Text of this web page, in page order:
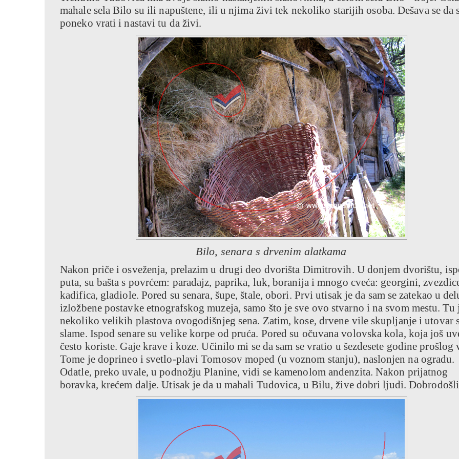
mahale sela Bilo su ili napuštene, ili u njima živi tek nekoliko starijih osoba. Dešava se da
poneko vrati i nastavi tu da živi.
Bilo, senara s drvenim alatkama
Nakon priče i osveženja, prelazim u drugi deo dvorišta Dimitrovih. U donjem dvorištu,
puta, su bašta s povrćem: paradajz, paprika, luk, boranija i mnogo cveća: georgini,
kadifica, gladiole. Pored su senara, šupe, štale, obori. Prvi utisak je da sam se zatekao u
izložbene postavke etnografskog muzeja, samo što je sve ovo stvarno i na svom mestu. Tu
nekoliko velikih plastova ovogodišnjeg sena. Zatim, kose, drvene vile skupljanje i utovar
slame. Ispod senare su velike korpe od pruća. Pored su očuvana volovska kola, koja još
često koriste. Gaje krave i koze. Učinilo mi se da sam se vratio u šezdesete godine prošlog
Tome je doprineo i svetlo-plavi Tomosov moped (u voznom stanju), naslonjen na ogradu.
Odatle, preko uvale, u podnožju Planine, vidi se kamenolom andenzita. Nakon prijatnog
boravka, krećem dalje. Utisak je da u mahali Tudovica, u Bilu, žive dobri ljudi.